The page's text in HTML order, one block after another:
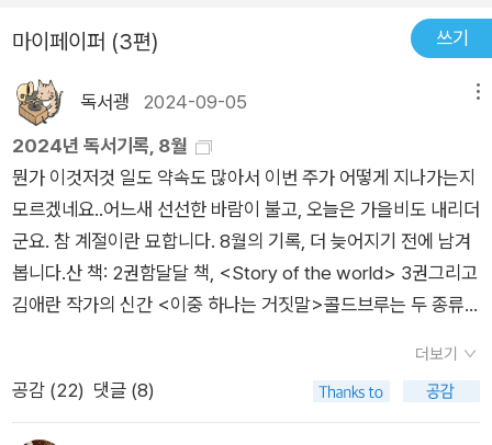
(<읽지 못하는 사람들>, p.149) 공교롭게도 내 오래된 일기 속
에서 이런 구절을 발견한다. ‘인간과 책_ 인간은 너무 가변적이
다. 역시 책을 읽고 글을 쓰며 사는 수밖에 없다. 책은, 그것도 오
래된 책은 변하지 않는다. 내가 어쩌면 책을 읽는 이유(2017년 1
1월 6일)’ 그런데 이토록 내게 절대적인 책을 못 읽게 된다면,
아니 읽을 수 없다면 내 삶은 어떻게 될까? 그 생이 살아갈 가치
가 있을까? 한 번도 읽지 못하는 삶을 상상해본 적이 없다. 읽지
못하게 될까 봐, 눈을 다칠까 봐 조심하고, 시력이 떨어질까 봐 눈
에 좋은 영양제만큼은 열심히 챙겨 먹으면서도 단 한 번도 읽지
못하게 될 내 인생을 상상해 본 적은 없다. 그런데 <읽지 못하는
그것이 아주 잠깐의 가정(假定)에 속했을지라도 진저리를 칠 수
밖에 없었다. 생각만 해도 끔찍하다! 그런데 <읽지 못하는 사람
들>은 당신도 언제든지 문해력을 잃어버릴 수 있다고, 어느 날
제는 뇌과학적 측면으로 그들을 연구하여 그들에게 점차 '읽는 능
력'을 기를 수 있도록 하고 있다.하지만 이렇게 '읽지 못하는 사람
들'을 통해 우리는 '읽는 능력'에 관계된 뇌과학을 이해하고, 또한
사람들의 삶에서 '읽기'가 가진 가치를 이해하는 가장 좋은 연구
방법을 찾는다. 결국 공감각적 측면에서 독자들은 모두 같은 책을
'읽는' 것이 아니다.
전하는데, 읽는다는 것이, 어떻게든 읽어내는 행위와 의지가 얼마
나 숭고한지 독자는 감동적으로 확인하게 된다. 책은 총 여섯 개
장으로 친근하고 단순한 ‘읽기’라는 행위를 새로운 미지의 영역으
로 확대한다. 저자는 “난독증, 과독증, 실독증, 공감각, 환각, 치매
등 여섯 가지 읽기장벽은 읽기 과정이 원활하게 작동할 때는 감춰
져 있는 읽기의 여러 가지 측면을 조망한다.”(p.335)고 소개하는
데 읽기를 배우는 단계인 아동기에서 시작하여 읽기, 그리고 삶과
이별하는 단계인 노년기에서 맺는다. 1장 <문해력 신화 속 지워
진 아이들>에서 저자는 난독증의 역사에서 가려져 있던 그들 자
신의 목소리를 찾아낸다. 유명인의 사례와 고전 문학 속 캐릭터
나 많은 어려움과 고통이 실재하는지 전달하고, “이런 아이들이
읽기를 배울 때 겪는 어려움의 원인과 진짜 본질을 깨닫는 일이
가장 중요하다.“(p,72)는 말에 귀 기울이게 한다. 난독증 서사의
마이페이퍼 (3편) 쓰기
독서괭 2024-09-05
2024년 독서기록, 8월
뭔가 이것저것 일도 약속도 많아서 이번 주가 어떻게 지나가는지
모르겠네요..어느새 선선한 바람이 불고, 오늘은 가을비도 내리더
군요. 참 계절이란 묘합니다. 8월의 기록, 더 늦어지기 전에 남겨
봅니다.산 책: 2권함달달 책, <Story of the world> 3권그리고
김애란 작가의 신간 <이중 하나는 거짓말>콜드브루는 두 종류
책<우리들의 재판을 시작하겠습니다> - 이야기 형식으로 풀어
내어 재밌을 것 같습니다. 저도 읽어야지 하고 아직 못 읽음.. 첫
째가 글씨 많다고 뭐라 했는데 아직 안 읽은 듯.. <시큰둥이 고양
더보기
공감 (22) 댓글 (8)